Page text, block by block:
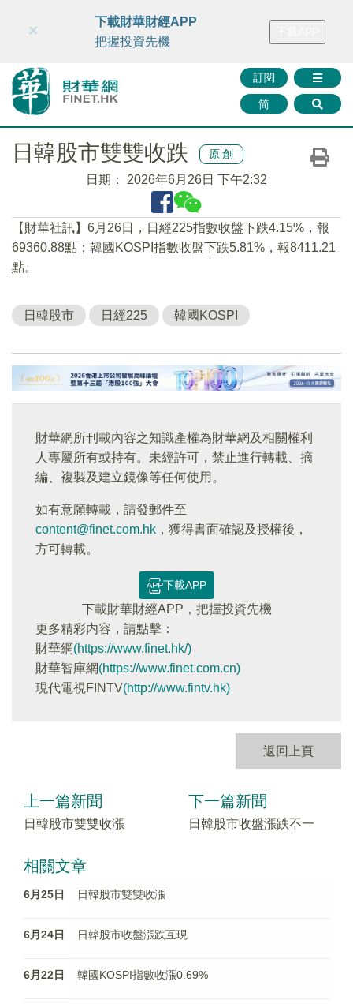
財華智庫網 FINTV FINMETA 財華證券 媒體矩陣
訂閱
简
×
下載財華財經APP
把握投資先機
日韓股市雙雙收跌 原創
日期： 2026年6月26日 下午2:32
【財華社訊】6月26日，日經225指數收盤下跌4.15%，報
69360.88點；韓國KOSPI指數收盤下跌5.81%，報8411.21
點。
日韓股市 日經225 韓國KOSPI
財華網所刊載內容之知識產權為財華網及相關權利
人專屬所有或持有。未經許可，禁止進行轉載、摘
編、複製及建立鏡像等任何使用。
如有意願轉載，請發郵件至
content@finet.com.hk ，獲得書面確認及授權後，
方可轉載。
下載APP
下載財華財經APP，把握投資先機
更多精彩内容，請點擊：
財華網(https://www.finet.hk/)
財華智庫網(https://www.finet.com.cn)
現代電視FINTV(http://www.fintv.hk)
返回上頁
上一篇新聞
日韓股市雙雙收漲
下一篇新聞
日韓股市收盤漲跌不一
相關文章
6月25日 日韓股市雙雙收漲
6月24日 日韓股市收盤漲跌互現
6月22日 韓國KOSPI指數收漲0.69%